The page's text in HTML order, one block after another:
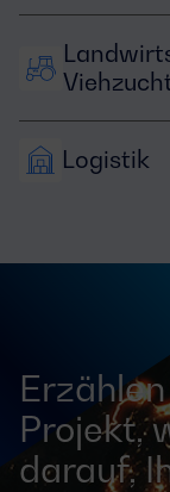
Logistik
Projekt,
darauf,